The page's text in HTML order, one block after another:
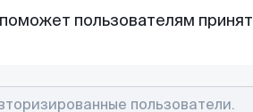
пользователям